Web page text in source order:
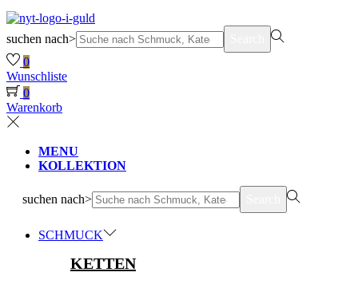
suchen nach>
0
Wunschliste
0
Warenkorb
MENU
KOLLEKTION
suchen nach>
SCHMUCK
KETTEN